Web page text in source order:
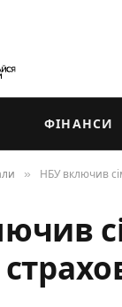
ФІНАНСИ
» НБУ включив